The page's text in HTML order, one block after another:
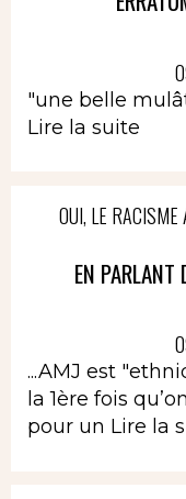
"une belle
Lire la suite
OUI, LE
EN
...AMJ est
la 1ère fois
pour un Lire la